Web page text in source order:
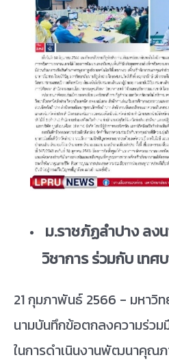
ม.ราชภัฏลำปาง ลง
วิชาการ ร่วมกับ เทศ
21 กุมภาพันธ์ 2566 - มหาวิ
นามบันทึกข้อตกลงความร่วม
ในการดำเนินงานพัฒนาคุณ